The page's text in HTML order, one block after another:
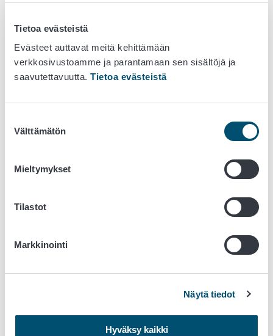
Tietoa evästeistä
Evästeet auttavat meitä kehittämään
verkkosivustoamme ja parantamaan sen sisältöjä ja
saavutettavuutta. Tietoa evästeistä
valinta
Välttämätön
Mieltymykset
Tilastot
Markkinointi
Näytä tiedot
Hyväksy kaikki
hyväksyntää
Nimetyt laboratoriot ovat osoittaneet
pätevyytensä
Laboratoriot, joilta edellytetään lupaa
Ruokaviraston vertailulaboratorio-
FINAS-akkreditointipalvelu